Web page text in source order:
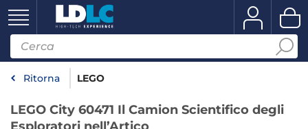
Ritorna LEGO
LEGO City 60471 Il Camion Scientifico degli